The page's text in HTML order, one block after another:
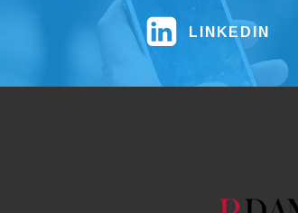
LINKEDIN